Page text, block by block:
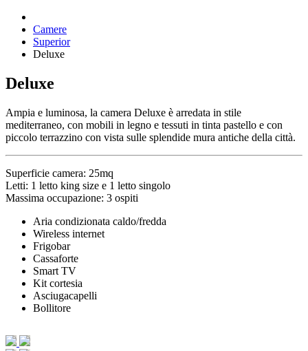
Camere
Superior
Deluxe
Deluxe
Ampia e luminosa, la camera Deluxe è arredata in stile
mediterraneo, con mobili in legno e tessuti in tinta pastello e con
piccolo terrazzino con vista sulle splendide mura antiche della città.
Superficie camera: 25mq
Letti: 1 letto king size e 1 letto singolo
Massima occupazione: 3 ospiti
Aria condizionata caldo/fredda
Wireless internet
Frigobar
Cassaforte
Smart TV
Kit cortesia
Asciugacapelli
Bollitore